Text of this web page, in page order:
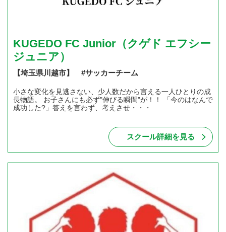
KUGEDO FC Junior（クゲド エフシー
ジュニア）
【埼玉県川越市】 #サッカーチーム
小さな変化を見逃さない、少人数だから言える一人ひとりの成
長物語。 お子さんにも必ず"伸びる瞬間"が！！ 「今のはなんで
成功した?」答えを言わず、考えさせ・・・
スクール詳細を見る